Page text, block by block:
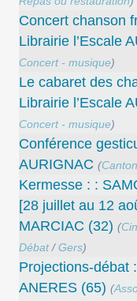
Concert chanson
Librairie l’Escale
Concert - musique)
Le cabaret des
Librairie l’Escale
Concert - musique)
Conférence
AURIGNAC (
Kermesse : :
[28 juillet au 12
MARCIAC (32) (
Débat/Gers)
Projections-débat
ANERES (65) (